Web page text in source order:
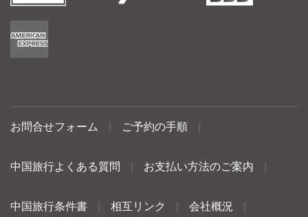
お問合せフォーム ご予約の手順
中国旅行よくある質問 お支払い方法のご案内
中国旅行条件書 相互リンク 会社概況